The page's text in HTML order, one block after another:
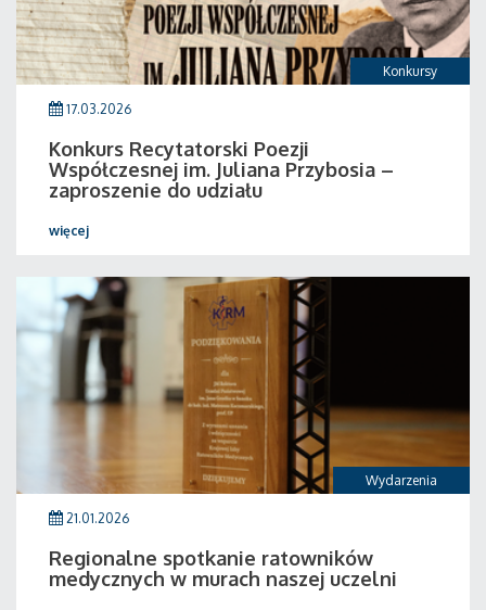
Konkursy
17.03.2026
Konkurs Recytatorski Poezji
Współczesnej im. Juliana Przybosia –
zaproszenie do udziału
więcej
Wydarzenia
21.01.2026
Regionalne spotkanie ratowników
medycznych w murach naszej uczelni